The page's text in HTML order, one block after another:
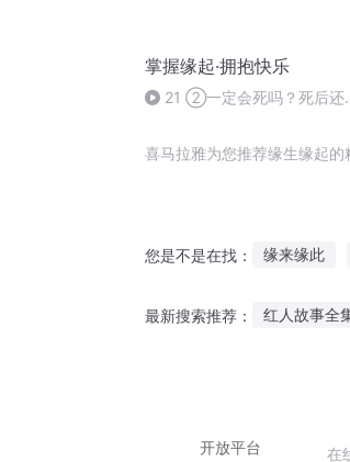
掌握缘起·拥抱快乐
21 ②一定会死吗？死后还
喜马拉雅为您推荐缘生缘起
您是不是在找： 缘来缘此
最新搜索推荐： 红人故事全
开放平台
在